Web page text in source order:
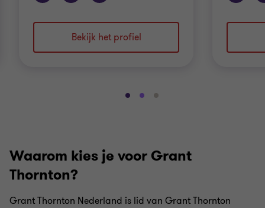
Bekijk het profiel
Ga
van
Ga
van
Ga
van
Waarom kies je voor Grant
Thornton?
Grant Thornton Nederland is lid van Grant Thornton